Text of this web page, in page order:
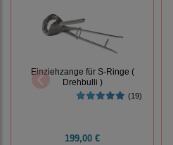
Einziehzange für S-Ringe (
Drehbulli )
(19)
199,00 €